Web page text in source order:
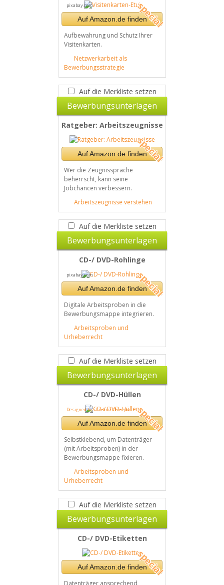
pixabay.com
Auf Amazon.de finden
Aufbewahrung und Schutz Ihrer
Visitenkarten.
Netzwerkarbeit als
Bewerbungsstrategie
Auf die Merkliste setzen
Bewerbungsunterlagen
Ratgeber: Arbeitszeugnisse
Auf Amazon.de finden
Wer die Zeugnissprache
beherrscht, kann seine
Jobchancen verbessern.
Arbeitszeugnisse verstehen
Auf die Merkliste setzen
Bewerbungsunterlagen
CD-/ DVD-Rohlinge
pixabay.com
Auf Amazon.de finden
Digitale Arbeitsproben in die
Bewerbungsmappe integrieren.
Arbeitsproben und
Urheberrecht
Auf die Merkliste setzen
Bewerbungsunterlagen
CD-/ DVD-Hüllen
Designed by starline / Freepik
Auf Amazon.de finden
Selbstklebend, um Datenträger
(mit Arbeitsproben) in der
Bewerbungsmappe fixieren.
Arbeitsproben und
Urheberrecht
Auf die Merkliste setzen
Bewerbungsunterlagen
CD-/ DVD-Etiketten
Auf Amazon.de finden
Datenträger ansprechend